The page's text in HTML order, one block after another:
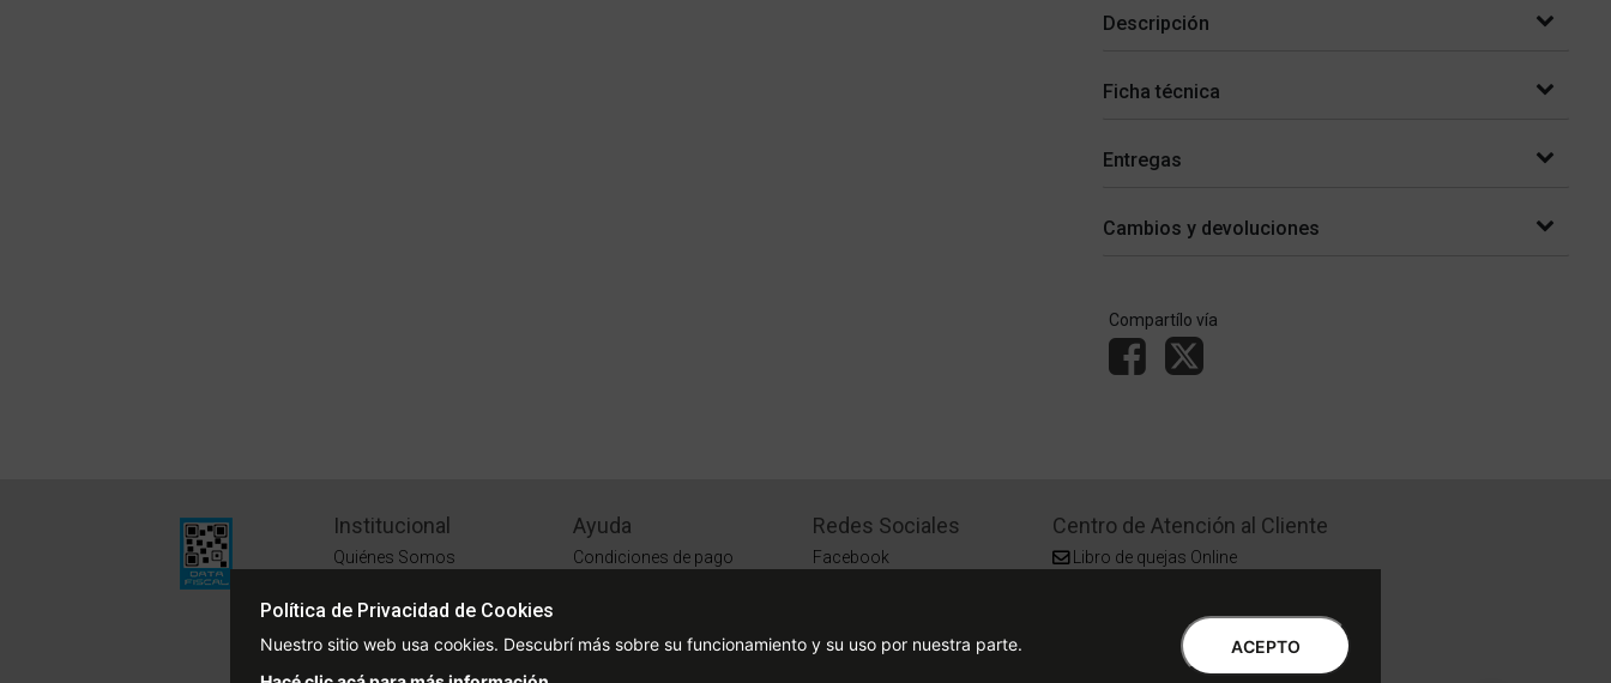
Descripción
Ficha técnica
Entregas
Cambios y devoluciones
Compartílo vía
Institucional
Quiénes Somos
Términos y Condiciones
Sustentabilidad
Ayuda
Condiciones de pago
¿Cómo comprar?
Redes Sociales
Facebook
Centro de Atención al Cliente
Libro de quejas Online
0810-888-3398 | Lu a Vi 9 a 18 | Sa 9 a 17
Política de Privacidad de Cookies
Nuestro sitio web usa cookies. Descubrí más sobre su funcionamiento y su uso por nuestra parte.
ACEPTO